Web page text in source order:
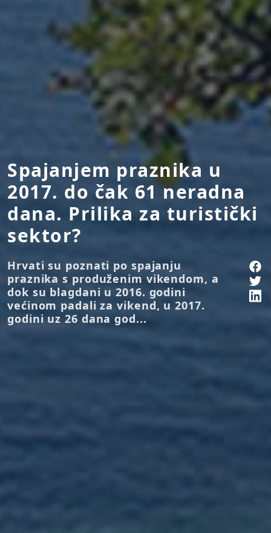
Spajanjem praznika u
2017. do čak 61 neradna
dana. Prilika za turistički
sektor?
Hrvati su poznati po spajanju
praznika s produženim vikendom, a
dok su blagdani u 2016. godini
većinom padali za vikend, u 2017.
godini uz 26 dana god...